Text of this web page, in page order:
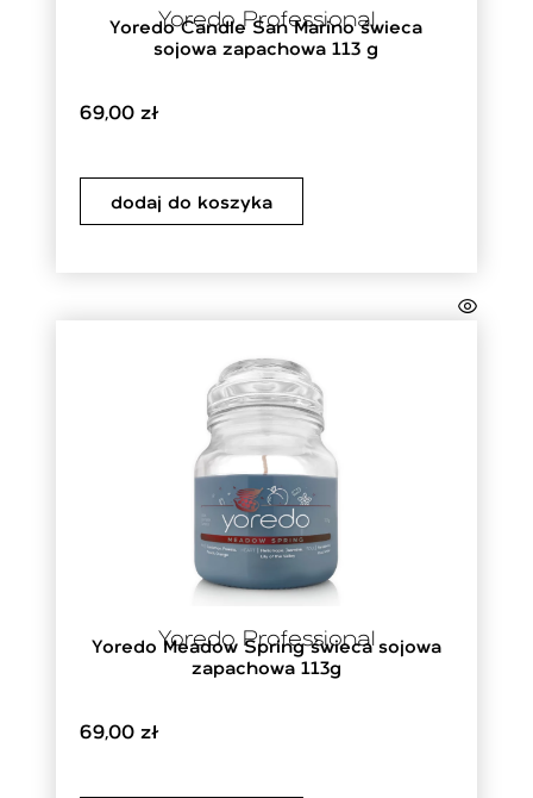
Yoredo Professional
Yoredo Candle San Marino świeca
sojowa zapachowa 113 g
69,00 zł
dodaj do koszyka
Yoredo Professional
Yoredo Meadow Spring świeca sojowa
zapachowa 113g
69,00 zł